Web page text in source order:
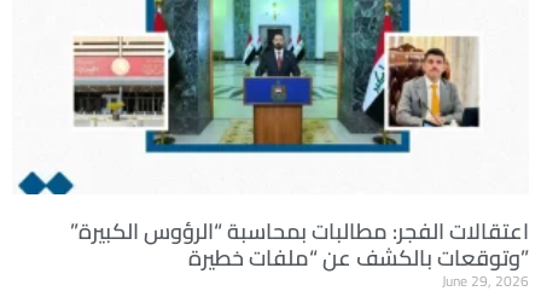
اعتقالات الفجر: مطالبات بمحاسبة “الرؤوس الكبيرة”
وتوقعات بالكشف عن “ملفات خطيرة”
June 29, 2026